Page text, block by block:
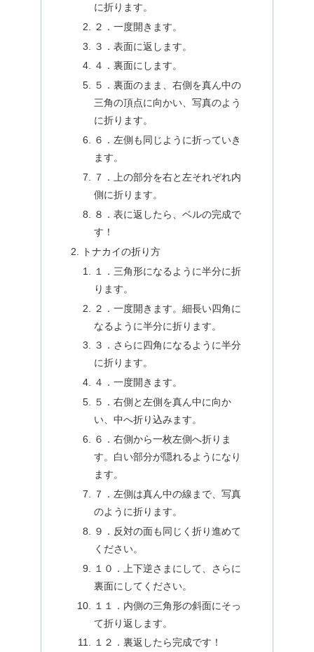
に折ります。
２．一度開きます。
３．表面に返します。
４．裏面にします。
５．裏面のまま、右側を真ん中の
三角の頂点に向かい、写真のよう
に折ります。
６．左側も同じように折っていき
ます。
７．上の部分を右と左それぞれ内
側に折ります。
８．表に返したら、ベルの完成で
す！
トナカイの折り方
１．三角形になるように半分に折
ります。
２．一度開きます。細長い四角に
なるように半分に折ります。
３．さらに四角になるように半分
に折ります。
４．一度開きます。
５．右側と左側を真ん中に向か
い、中へ折り込みます。
６．右側から一枚左側へ折りま
す。白い部分が隠れるようになり
ます。
７．左側は真ん中の線まで、写真
のように折ります。
９．反対の面も同じく折り進めて
ください。
１０．上下逆さまにして、さらに
裏面にしてください。
１１．内側の三角形の斜面にそっ
て折り返します。
１２．裏返したら完成です！